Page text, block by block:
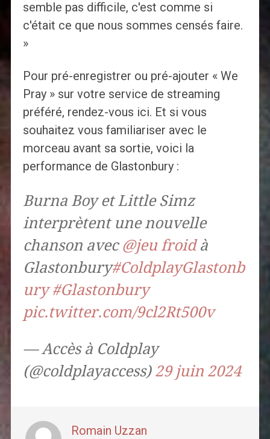
semble pas difficile, c'est comme si
c'était ce que nous sommes censés faire.
»
Pour pré-enregistrer ou pré-ajouter « We
Pray » sur votre service de streaming
préféré, rendez-vous ici. Et si vous
souhaitez vous familiariser avec le
morceau avant sa sortie, voici la
performance de Glastonbury :
Burna Boy et Little Simz
interprètent une nouvelle
chanson avec @jeu froidà
Glastonbury#ColdplayGlastonb
ury #Glastonbury
pic.twitter.com/9cl2Rt500v
— Accès à Coldplay
(@coldplayaccess) 29 juin 2024
Romain Uzzan